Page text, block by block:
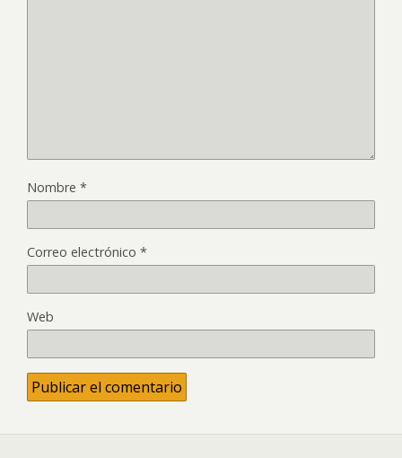
Nombre *
Correo electrónico *
Web